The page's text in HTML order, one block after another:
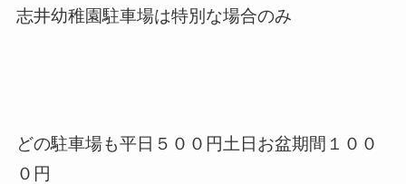
志井幼稚園駐車場は特別な場合のみ
どの駐車場も平日５００円土日お盆期間１００
０円